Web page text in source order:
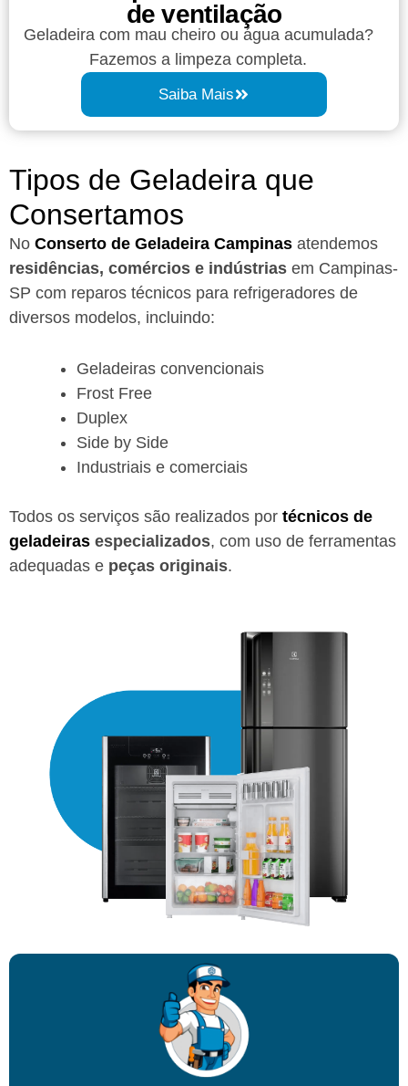
de ventilação
Geladeira com mau cheiro ou água acumulada?
Fazemos a limpeza completa.
Saiba Mais
Tipos de Geladeira que
Consertamos
No Conserto de Geladeira Campinas atendemos
residências, comércios e indústrias em Campinas-
SP com reparos técnicos para refrigeradores de
diversos modelos, incluindo:
Geladeiras convencionais
Frost Free
Duplex
Side by Side
Industriais e comerciais
Todos os serviços são realizados por técnicos de
geladeiras especializados, com uso de ferramentas
adequadas e peças originais.